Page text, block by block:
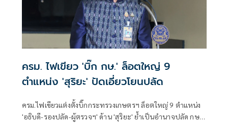
ครม. ไฟเขียว 'บิ๊ก กษ.' ล็อตใหญ่ 9
ตำแหน่ง 'สุริยะ' ปัดเอี่ยวโยนปลัด
ครม.ไฟเขียวแต่งตั้งบิ๊กกระทรวงเกษตรฯ ล็อตใหญ่ 9 ตำแหน่ง
'อธิบดี-รองปลัด-ผู้ตรวจฯ' ด้าน 'สุริยะ' ย้ำเป็นอำนาจปลัด กษ.